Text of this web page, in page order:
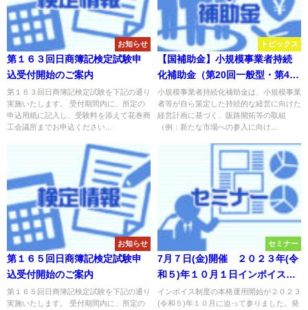
お知らせ
第１６３回日商簿記検定試験申
込受付開始のご案内
第１６３回日商簿記検定試験を下記の通り
実施いたします。 受付期間内に、所定の
申込用紙に記入し、受験料を添えて花巻商
工会議所までお申込ください...
トピックス
【国補助金】小規模事業者持続
化補助金（第20回一般型・第4回
創業型）の申請受付が開始され
ました
小規模事業者持続化補助金は、小規模事業
者等が自ら策定した持続的な経営に向けた
経営計画に基づく、販路開拓等の取組
（例：新たな市場への参入に向け...
お知らせ
第１６５回日商簿記検定試験申
込受付開始のご案内
第１６５回日商簿記検定試験を下記の通り
実施いたします。 受付期間内に、所定の
セミナー
7月７日(金)開催 ２０２３年(令
和５)年１０月１日インボイス制
度スタート直前対策講座
インボイス制度の本格運用開始が２０２３
(令和５)年１０月に迫って参りました。発